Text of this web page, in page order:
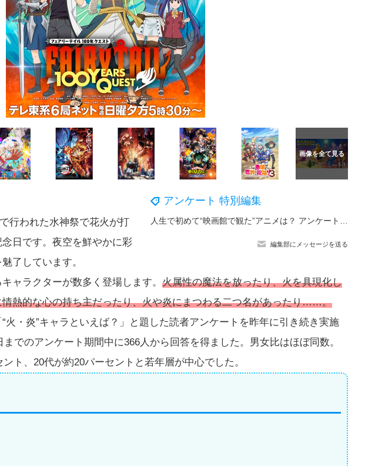
アンケート 特別編集
編集部にメッセージを送る
行われた水神祭で花火が打
日です。夜空を鮮やかに彩
了しています。
ャラクターが数多く登場します。 火属性の魔法を放ったり、火を具現化し
熱的な心の持ち主だったり、火や炎にまつわる二つ名があったり……。
火・炎”キャラといえば？」と題した読者アンケートを昨年に引き続き実施
でのアンケート期間中に366人から回答を得ました。男女比はほぼ同数。
ト、20代が約20パーセントと若年層が中心でした。